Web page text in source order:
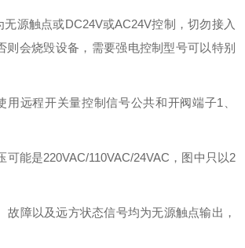
源触点或DC24V或AC24V控制，切勿接入
则会烧毁设备，需要强电控制型号可以特别
用远程开关量控制信号公共和开阀端子1、
可能是220VAC/110VAC/24VAC，图中只以2
故障以及远方状态信号均为无源触点输出，